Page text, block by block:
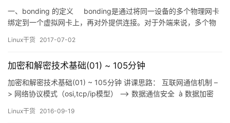
一、bonding 的定义 bonding是通过将同一设备的多个物理网卡
绑定到一个虚拟网卡上，再对外提供连接。对于外端来说，多个物
通过bonding技术可以实现高可用或者负载均衡。 bonding有7种
Linux干货 2017-07-02
加密和解密技术基础(01) ~ 105分钟
加密和解密技术基础(01) ~ 105分钟 讲课思路： 互联网通信机制 –
> 网络协议模式（osi,tcp/ip模型） –> 数据通信安全 à 数据加密
OpenSSL命令用法 à CA 自签及签证演示 1.1 &nbs…
Linux干货 2016-09-19